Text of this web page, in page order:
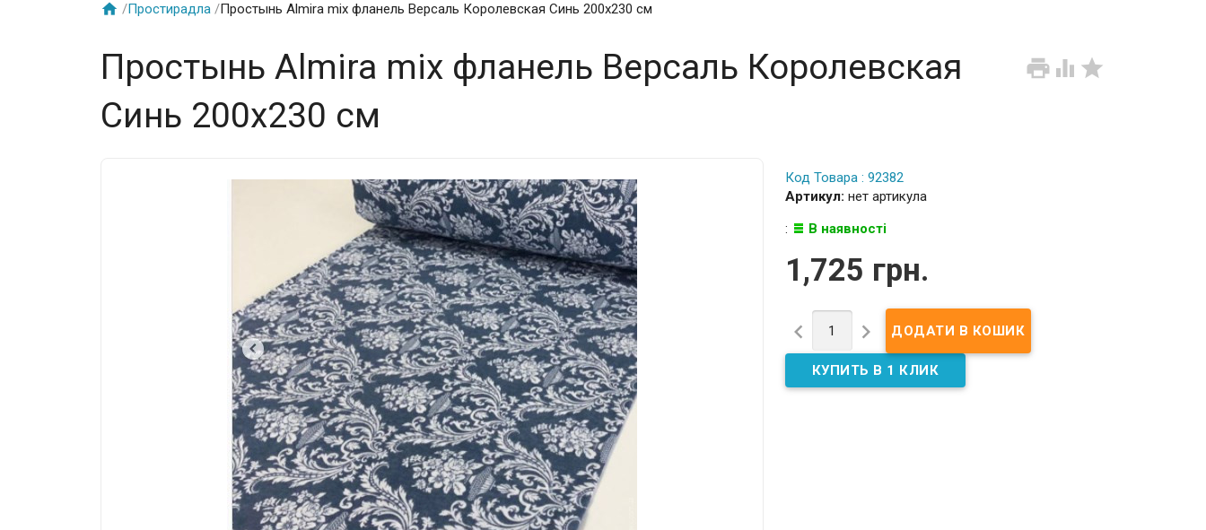
 /Простирадла /Простынь Almira mix фланель Версаль Королевская Синь 200x230 см
  
Простынь Almira mix фланель Версаль Королевская
Синь 200x230 см
Код Товара : 92382
Артикул: нет артикула
:
В наявності
1,725 грн.
 